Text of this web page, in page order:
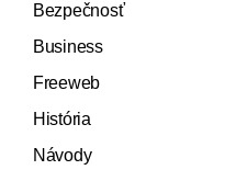
Bezpečnosť
Business
Freeweb
História
Návody